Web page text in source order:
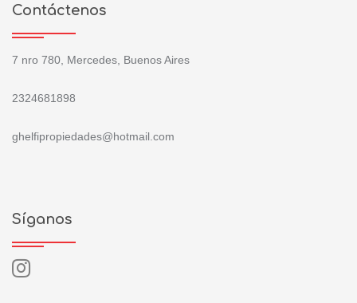
Contáctenos
7 nro 780, Mercedes, Buenos Aires
2324681898
ghelfipropiedades@hotmail.com
Síganos